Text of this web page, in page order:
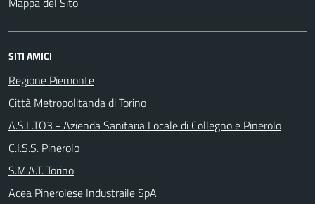
SITI AMICI
Regione Piemonte
Città Metropolitanda di Torino
A.S.L.TO3 - Azienda Sanitaria Locale di Collegno e Pinerolo
C.I.S.S. Pinerolo
S.M.A.T. Torino
Acea Pinerolese Industraile SpA